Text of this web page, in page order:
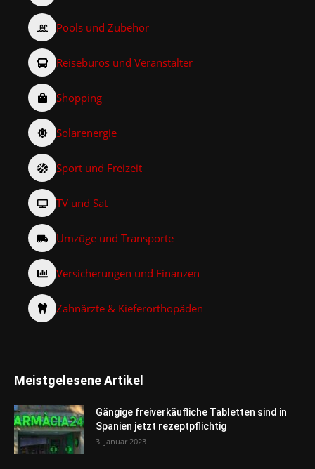
Pools und Zubehör
Reisebüros und Veranstalter
Shopping
Solarenergie
Sport und Freizeit
TV und Sat
Umzüge und Transporte
Versicherungen und Finanzen
Zahnärzte & Kieferorthopäden
Meistgelesene Artikel
Gängige freiverkäufliche Tabletten sind in
Spanien jetzt rezeptpflichtig
3. Januar 2023